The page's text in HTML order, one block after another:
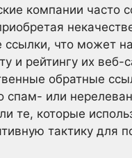
компании часто
ссылки, что может
и рейтингу их веб-
обратные
спам- или
те, которые
тактику для